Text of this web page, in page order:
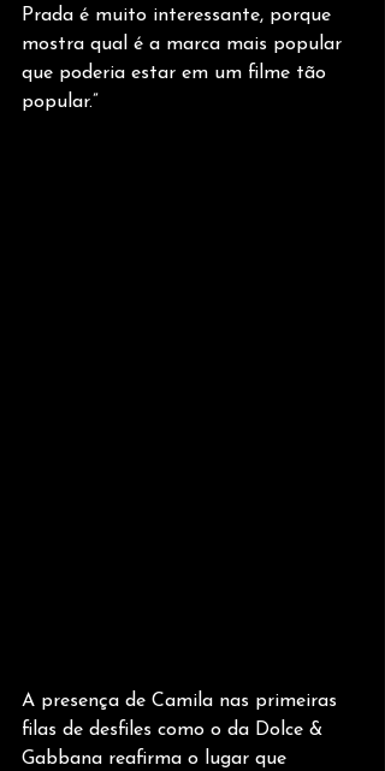
Prada é muito interessante, porque
mostra qual é a marca mais popular
que poderia estar em um filme tão
popular.”
A presença de Camila nas primeiras
filas de desfiles como o da Dolce &
Gabbana reafirma o lugar que